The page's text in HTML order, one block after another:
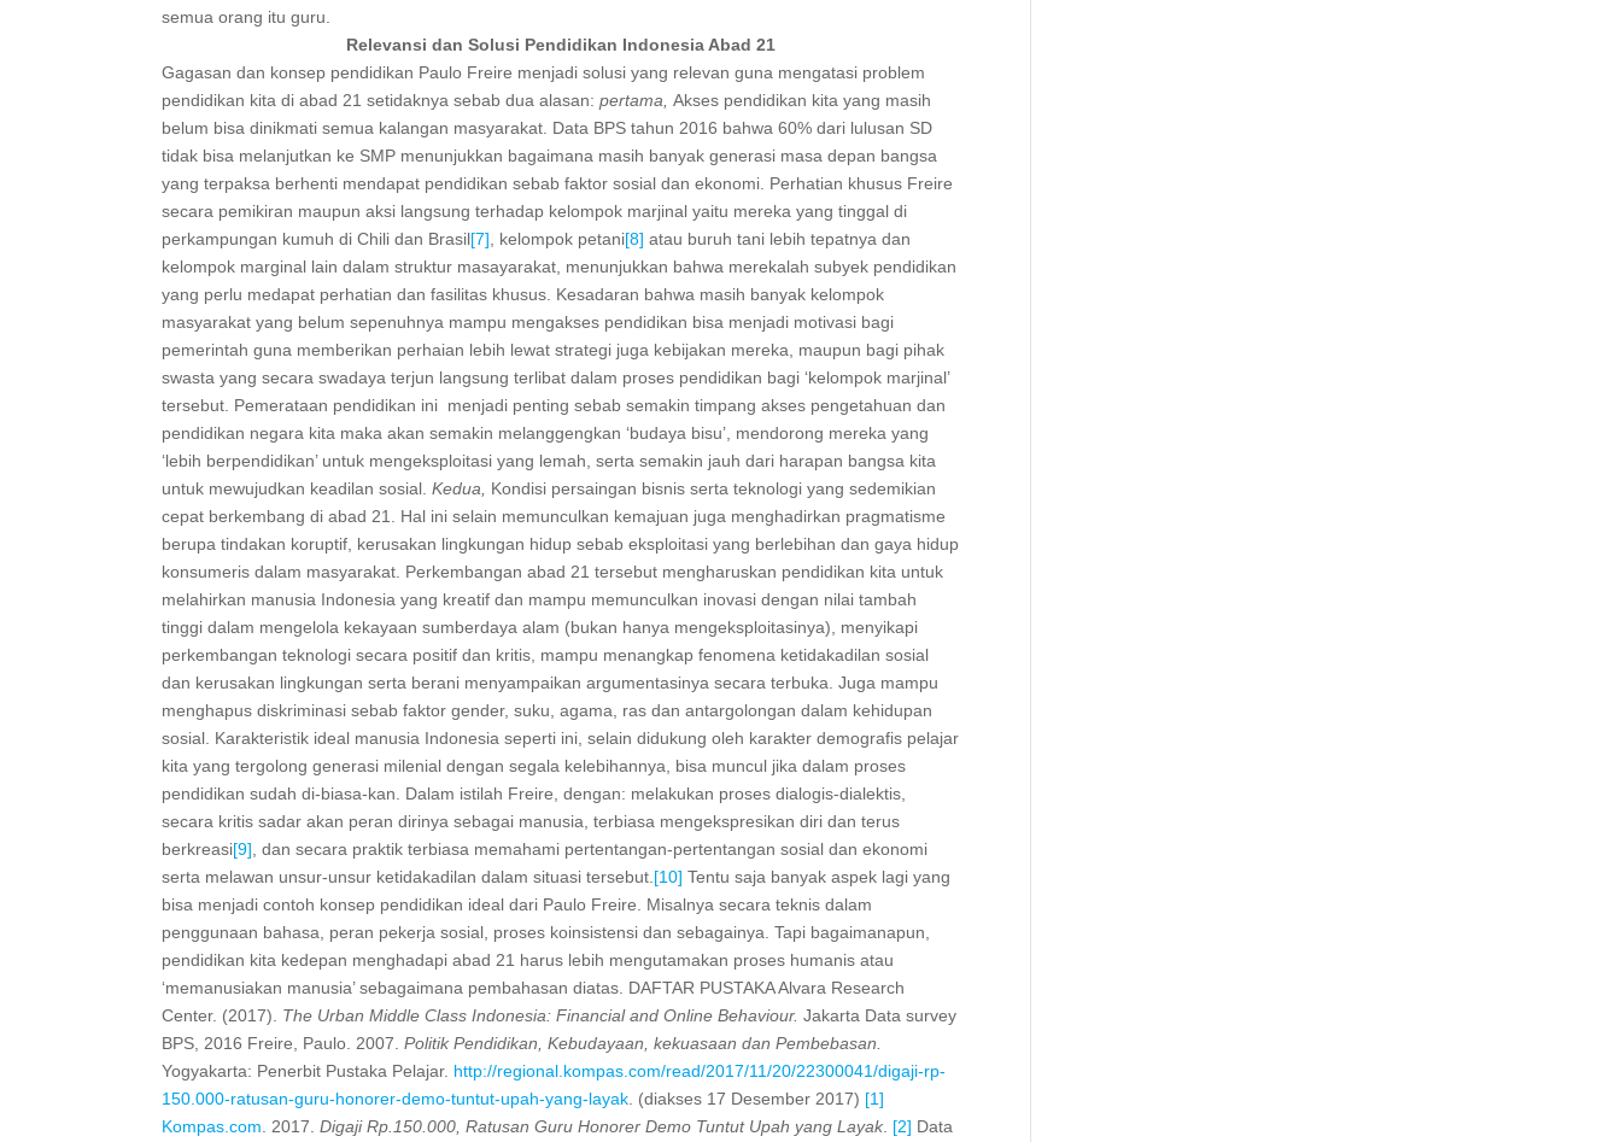
semua orang itu guru.
Relevansi dan Solusi Pendidikan Indonesia Abad 21
Gagasan dan konsep pendidikan Paulo Freire menjadi solusi yang relevan guna mengatasi problem
pendidikan kita di abad 21 setidaknya sebab dua alasan:pertama,Akses pendidikan kita yang masih
belum bisa dinikmati semua kalangan masyarakat. Data BPS tahun 2016 bahwa 60% dari lulusan SD
tidak bisa melanjutkan ke SMP menunjukkan bagaimana masih banyak generasi masa depan bangsa
yang terpaksa berhenti mendapat pendidikan sebab faktor sosial dan ekonomi. Perhatian khusus Freire
secara pemikiran maupun aksi langsung terhadap kelompok marjinal yaitu mereka yang tinggal di
perkampungan kumuh di Chili dan Brasil[7] , kelompok petani[8] atau buruh tani lebih tepatnya dan
kelompok marginal lain dalam struktur masayarakat, menunjukkan bahwa merekalah subyek pendidikan
yang perlu medapat perhatian dan fasilitas khusus. Kesadaran bahwa masih banyak kelompok
masyarakat yang belum sepenuhnya mampu mengakses pendidikan bisa menjadi motivasi bagi
pemerintah guna memberikan perhaian lebih lewat strategi juga kebijakan mereka, maupun bagi pihak
swasta yang secara swadaya terjun langsung terlibat dalam proses pendidikan bagi ‘kelompok marjinal’
tersebut. Pemerataan pendidikan ini menjadi penting sebab semakin timpang akses pengetahuan dan
pendidikan negara kita maka akan semakin melanggengkan ‘budaya bisu’, mendorong mereka yang
‘lebih berpendidikan’ untuk mengeksploitasi yang lemah, serta semakin jauh dari harapan bangsa kita
untuk mewujudkan keadilan sosial.Kedua, Kondisi persaingan bisnis serta teknologi yang sedemikian
cepat berkembang di abad 21. Hal ini selain memunculkan kemajuan juga menghadirkan pragmatisme
berupa tindakan koruptif, kerusakan lingkungan hidup sebab eksploitasi yang berlebihan dan gaya hidup
konsumeris dalam masyarakat. Perkembangan abad 21 tersebut mengharuskan pendidikan kita untuk
melahirkan manusia Indonesia yang kreatif dan mampu memunculkan inovasi dengan nilai tambah
tinggi dalam mengelola kekayaan sumberdaya alam (bukan hanya mengeksploitasinya), menyikapi
perkembangan teknologi secara positif dan kritis, mampu menangkap fenomena ketidakadilan sosial
dan kerusakan lingkungan serta berani menyampaikan argumentasinya secara terbuka. Juga mampu
menghapus diskriminasi sebab faktor gender, suku, agama, ras dan antargolongan dalam kehidupan
sosial. Karakteristik ideal manusia Indonesia seperti ini, selain didukung oleh karakter demografis pelajar
kita yang tergolong generasi milenial dengan segala kelebihannya, bisa muncul jika dalam proses
pendidikan sudah di-biasa-kan. Dalam istilah Freire, dengan: melakukan proses dialogis-dialektis,
secara kritis sadar akan peran dirinya sebagai manusia, terbiasa mengekspresikan diri dan terus
berkreasi[9] , dan secara praktik terbiasa memahami pertentangan-pertentangan sosial dan ekonomi
serta melawan unsur-unsur ketidakadilan dalam situasi tersebut. [10] Tentu saja banyak aspek lagi yang
bisa menjadi contoh konsep pendidikan ideal dari Paulo Freire. Misalnya secara teknis dalam
penggunaan bahasa, peran pekerja sosial, proses koinsistensi dan sebagainya. Tapi bagaimanapun,
pendidikan kita kedepan menghadapi abad 21 harus lebih mengutamakan proses humanis atau
‘memanusiakan manusia’ sebagaimana pembahasan diatas. DAFTAR PUSTAKA Alvara Research
Center. (2017). The Urban Middle Class Indonesia: Financial and Online Behaviour.Jakarta Data survey
BPS, 2016 Freire, Paulo. 2007.Politik Pendidikan, Kebudayaan, kekuasaan dan Pembebasan.
Yogyakarta: Penerbit Pustaka Pelajar. http://regional.kompas.com/read/2017/11/20/22300041/digaji-rp-
150.000-ratusan-guru-honorer-demo-tuntut-upah-yang-layak . (diakses 17 Desember 2017) [1]
Kompas.com . 2017.Digaji Rp.150.000, Ratusan Guru Honorer Demo Tuntut Upah yang Layak [2] Data